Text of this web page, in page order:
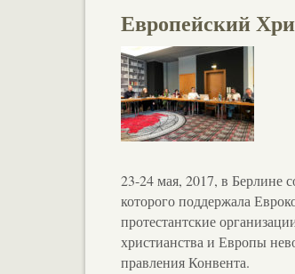
Европейский
23-24 мая, 2017, в Берлине
которого поддержала
протестантские
христианства и Европы
правления Конвента.